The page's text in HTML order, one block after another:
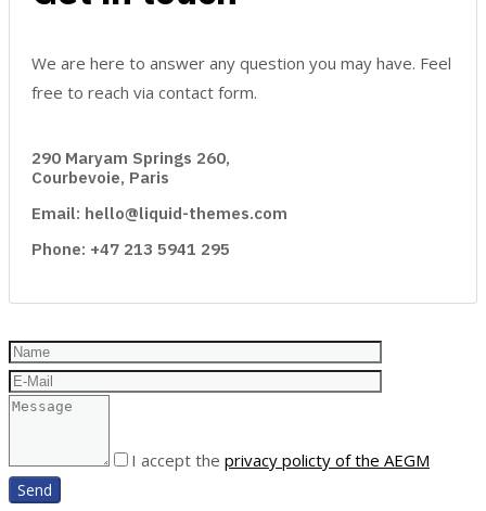
We are here to answer any question you may have. Feel
free to reach via contact form.
290 Maryam Springs 260,
Courbevoie, Paris
Email: hello@liquid-themes.com
Phone: +47 213 5941 295
I accept the privacy policty of the AEGM